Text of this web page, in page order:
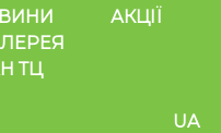
АКЦІЇ
ТЦ
UA